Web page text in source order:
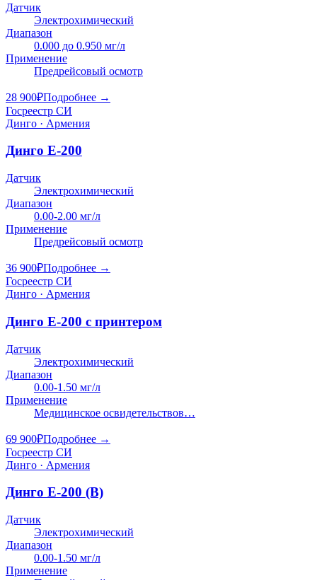
Датчик
Электрохимический
Диапазон
0.000 до 0.950 мг/л
Применение
Предрейсовый осмотр
28 900₽Подробнее →
Госреестр СИ
Динго · Армения
Динго E-200
Датчик
Электрохимический
Диапазон
0.00-2.00 мг/л
Применение
Предрейсовый осмотр
36 900₽Подробнее →
Госреестр СИ
Динго · Армения
Динго E-200 с принтером
Датчик
Электрохимический
Диапазон
0.00-1.50 мг/л
Применение
Медицинское освидетельствов…
69 900₽Подробнее →
Госреестр СИ
Динго · Армения
Динго E-200 (B)
Датчик
Электрохимический
Диапазон
0.00-1.50 мг/л
Применение